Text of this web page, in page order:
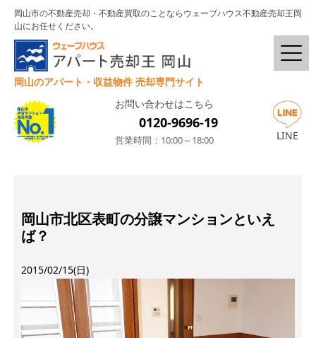
岡山市の不動産売却・不動産買取のことならウェーブハウス不動産売却王岡
山にお任せください。
岡山のアパート・収益物件 売却専門サイト
お問い合わせはこちら
0120-9696-19
営業時間：10:00～18:00 LINE
岡山市北区表町の分譲マンションといえ
ば？
2015/02/15(日)